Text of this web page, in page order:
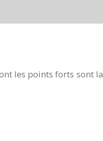
les points forts sont la